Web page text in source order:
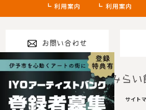
利用案内
利用案内
お問い合わせ
指定管理者 プライバシーポリシー サイト